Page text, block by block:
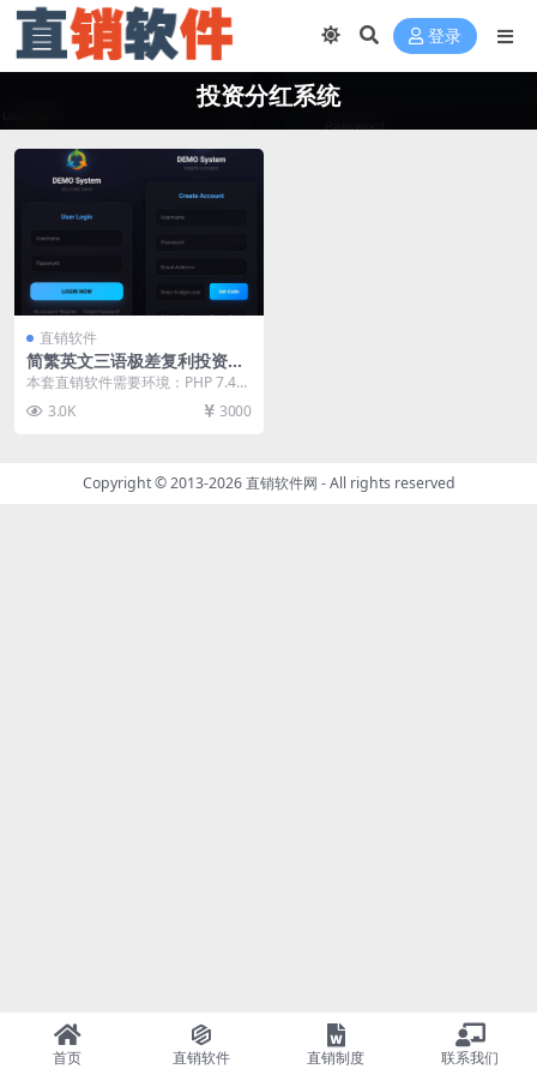
登录
投资分红系统
直销软件
简繁英文三语极差复利投资分
红系统直销软件 直销系统 直
本套直销软件需要环境：PHP 7.4
或 PHP 8.0+和数据库：MySQL ...
3.0K 3000
Copyright © 2013-2026直销软件网 - All rights reserved
首页 直销软件 直销制度 联系我们